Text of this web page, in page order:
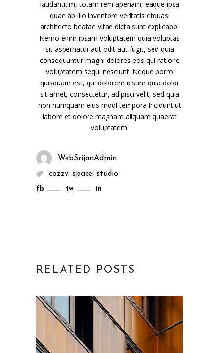
laudantium, totam rem aperiam, eaque ipsa
quae ab illo inventore veritatis etquasi
architecto beatae vitae dicta sunt explicabo.
Nemo enim ipsam voluptatem quia voluptas
sit aspernatur aut odit aut fugit, sed quia
consequuntur magni dolores eos qui ratione
voluptatem sequi nesciunt. Neque porro
quisquam est, qui dolorem ipsum quia dolor
sit amet, consectetur, adipisci velit, sed quia
non numquam eius modi tempora incidunt ut
labore et dolore magnam aliquam quaerat
voluptatem.
WebSrijanAdmin
cozzy, space, studio
fb tw in
RELATED POSTS